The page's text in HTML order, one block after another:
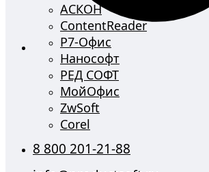
АСКОН
ContentReader
Р7-Офис
Нанософт
РЕД СОФТ
МойОфис
ZwSoft
Corel
8 800 201-21-88